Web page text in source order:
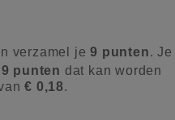
verzamel je9 punten. Je
9 punten dat kan worden
€ 0,18.